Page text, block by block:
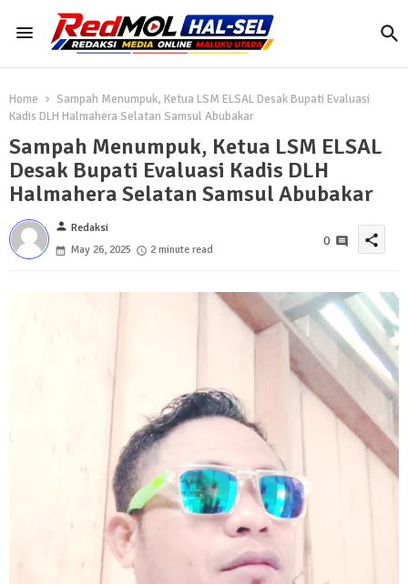
Home
Sampah Menumpuk, Ketua LSM ELSAL Desak Bupati Evaluasi
Kadis DLH Halmahera Selatan Samsul Abubakar
Sampah Menumpuk, Ketua LSM ELSAL
Desak Bupati Evaluasi Kadis DLH
Halmahera Selatan Samsul Abubakar
person Redaksi
May 26, 2025
2 minute read
0 share